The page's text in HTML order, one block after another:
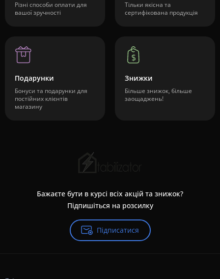
Різні способи оплати для
вашої зручності
Тільки якісна та
сертифікована продукція
Подарунки
Бонуси та подарунки для
постійних клієнтів
магазину
Знижки
Більше знижок, більше
заощаджень!
Бажаєте бути в курсі всіх акцій та знижок?
Підпишіться на розсилку
Підписатися